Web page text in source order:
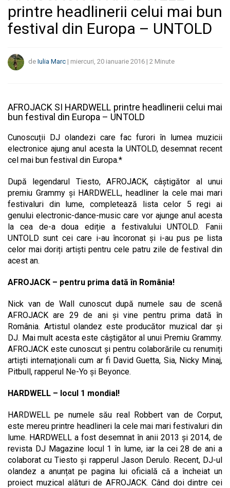
printre headlinerii celui mai bun
festival din Europa – UNTOLD
de Iulia Marc | miercuri, 20 ianuarie 2016 | 2 Minute
AFROJACK SI HARDWELL printre headlinerii celui mai
bun festival din Europa – UNTOLD
Cunoscuții DJ olandezi care fac furori în lumea muzicii
electronice ajung anul acesta la UNTOLD, desemnat recent
cel mai bun festival din Europa.*
După legendarul Tiesto, AFROJACK, câștigător al unui
premiu Grammy și HARDWELL, headliner la cele mai mari
festivaluri din lume, completează lista celor 5 regi ai
genului electronic-dance-music care vor ajunge anul acesta
la cea de-a doua ediție a festivalului UNTOLD. Fanii
UNTOLD sunt cei care i-au încoronat și i-au pus pe lista
celor mai doriți artiști pentru cele patru zile de festival din
acest an.
AFROJACK – pentru prima dată în România!
Nick van de Wall cunoscut după numele sau de scenă
AFROJACK are 29 de ani și vine pentru prima dată în
România. Artistul olandez este producător muzical dar și
DJ. Mai mult acesta este câștigător al unui Premiu Grammy.
AFROJACK este cunoscut și pentru colaborările cu renumiți
artiști internaționali cum ar fi David Guetta, Sia, Nicky Minaj,
Pitbull, rapperul Ne-Yo și Beyonce.
HARDWELL – locul 1 mondial!
HARDWELL pe numele său real Robbert van de Corput,
este mereu printre headlineri la cele mai mari festivaluri din
lume. HARDWELL a fost desemnat în anii 2013 și 2014, de
revista DJ Magazine locul 1 în lume, iar la cei 28 de ani a
colaborat cu Tiesto și rapperul Jason Derulo. Recent, DJ-ul
olandez a anunțat pe pagina lui oficială că a încheiat un
proiect muzical alături de AFROJACK. Când doi dintre cei